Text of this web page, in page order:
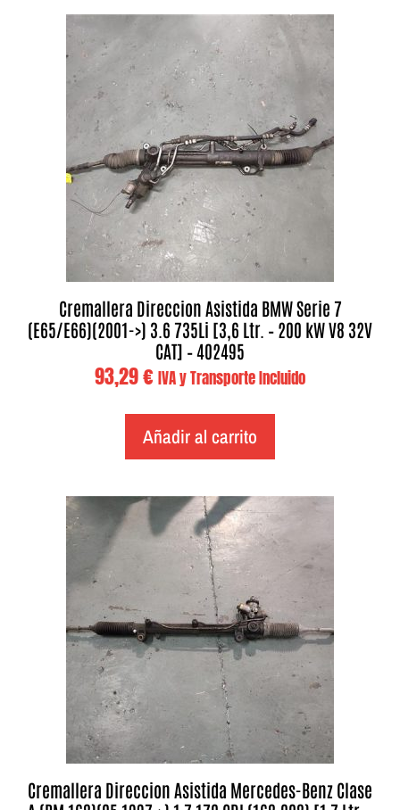
Cremallera Direccion Asistida BMW Serie 7
(E65/E66)(2001->) 3.6 735Li [3,6 Ltr. – 200 kW V8 32V
CAT] – 402495
93,29€ IVA y Transporte Incluido
Añadir al carrito
Cremallera Direccion Asistida Mercedes-Benz Clase